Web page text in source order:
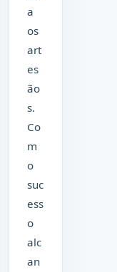
a
os
art
es
ão
s.
Co
m
o
suc
ess
o
alc
an